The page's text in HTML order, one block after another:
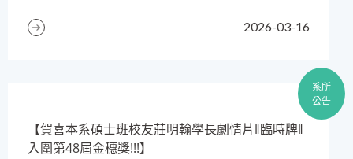
2026-03-16
系所
公告
【賀喜本系碩士班校友莊明翰學長劇情片‖臨時牌‖
入圍第48屆金穗獎!!!】